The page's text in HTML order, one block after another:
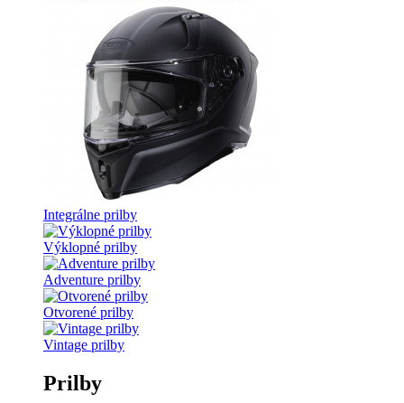
Integrálne prilby
Výklopné prilby
Adventure prilby
Otvorené prilby
Vintage prilby
Prilby